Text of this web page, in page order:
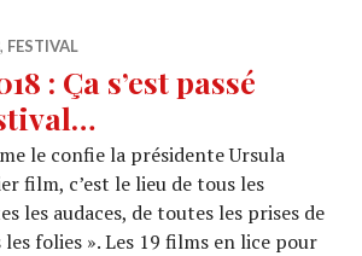
, FESTIVAL
: Ça s’est passé
le confie la présidente Ursula
film, c’est le lieu de tous les
les audaces, de toutes les prises de
folies ». Les 19 films en lice pour